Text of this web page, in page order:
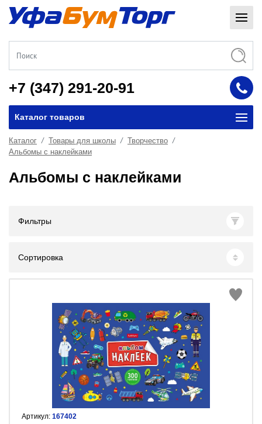
+7 (347) 291-20-91
Каталог товаров
Каталог Товары для школы
Творчество
Альбомы с наклейками
Альбомы с наклейками
Фильтры
Сортировка
Артикул: 167402